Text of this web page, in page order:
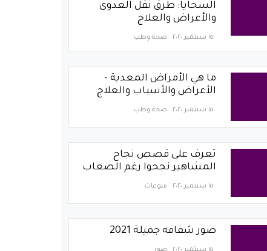
السحايا: طرق نقل العدوى
والأعراض والعلاج
١٥ سبتمبر ٢٠٢٠ صحة وطب
ما هي الأمراض المعدية -
الأعراض والأسباب والعلاج
١٥ سبتمبر ٢٠٢٠ صحة وطب
تعرف على قصص نجاح
المشاهير نجحوا رغم الصعاب
١٥ سبتمبر ٢٠٢٠ منوعات
صور شفافه جميلة 2021